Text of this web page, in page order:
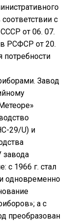
с
от 06. 07.
РСФСР от 20.
потребности
Завод
29/U) и
завода
с 1966 г. стал
одновременно
а с
преобразован